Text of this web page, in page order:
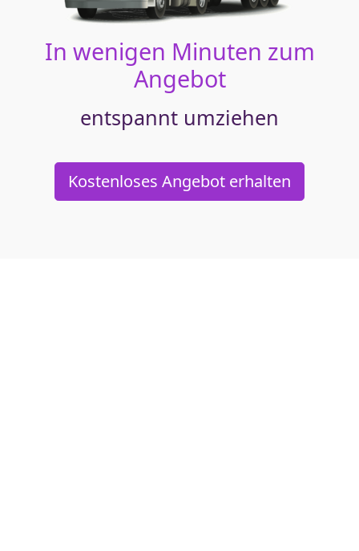
In wenigen Minuten zum
Angebot
entspannt umziehen
Kostenloses Angebot erhalten